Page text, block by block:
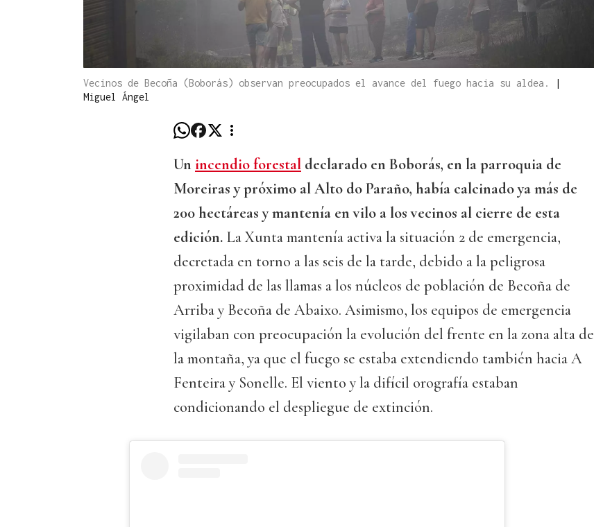
Vecinos de Becoña (Boborás) observan preocupados el avance del fuego hacia su aldea.
|
Miguel Ángel
Un incendio forestal declarado en Boborás, en la parroquia de
Moreiras y próximo al Alto do Paraño, había calcinado ya más de
200 hectáreas y mantenía en vilo a los vecinos al cierre de esta
edición. La Xunta mantenía activa la situación 2 de emergencia,
decretada en torno a las seis de la tarde, debido a la peligrosa
proximidad de las llamas a los núcleos de población de Becoña de
Arriba y Becoña de Abaixo. Asimismo, los equipos de emergencia
vigilaban con preocupación la evolución del frente en la zona alta de
la montaña, ya que el fuego se estaba extendiendo también hacia A
Fenteira y Sonelle. El viento y la difícil orografía estaban
condicionando el despliegue de extinción.